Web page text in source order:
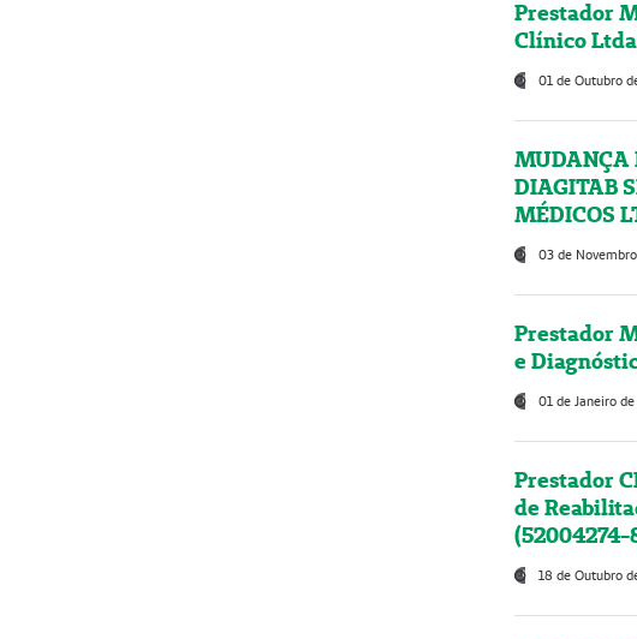
Prestador
Clínico
01 de Outubro
MUDANÇA
DIAGITAB
MÉDICOS
03 de
Prestador
e
01 de Janeiro
Prestador
de
(52004274-
18 de Outubro